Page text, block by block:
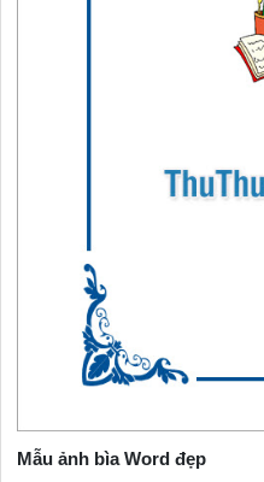
Mẫu ảnh bìa Word đẹp